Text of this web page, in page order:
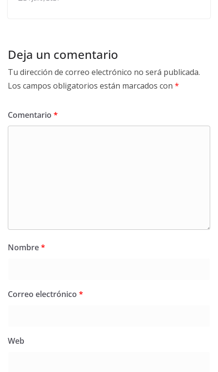
Deja un comentario
Tu dirección de correo electrónico no será publicada.
Los campos obligatorios están marcados con *
Comentario *
Nombre*
Correo electrónico *
Web